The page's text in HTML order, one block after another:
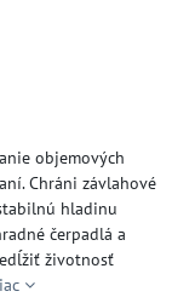
objemových
Chráni závlahové
hladinu
čerpadlá a
životnosť